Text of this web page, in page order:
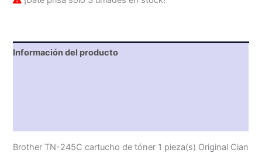
Información del producto
Brother TN-245C cartucho de tóner 1 pieza(s) Original Cian